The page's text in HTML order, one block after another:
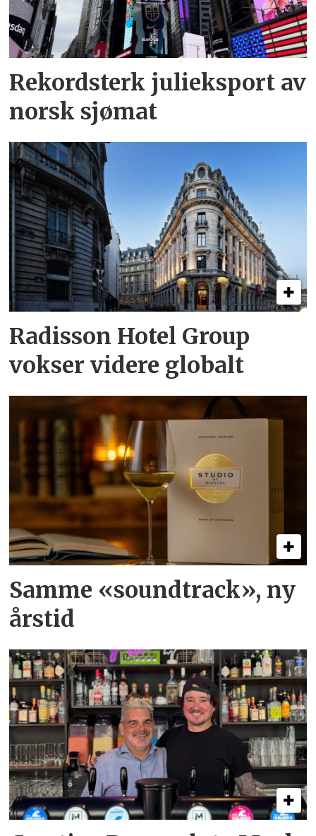
Rekordsterk julieksport av
norsk sjømat
Radisson Hotel Group
vokser videre globalt
Samme «soundtrack», ny
årstid